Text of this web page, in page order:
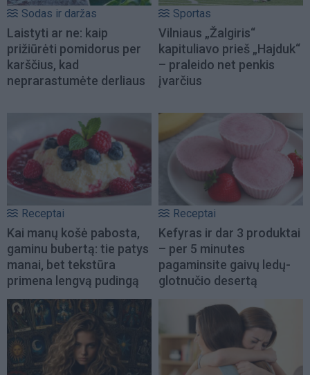
Sodas ir daržas
Laistyti ar ne: kaip
prižiūrėti pomidorus per
karščius, kad
neprarastumėte derliaus
Sportas
Vilniaus „Žalgiris“
kapituliavo prieš „Hajduk“
– praleido net penkis
įvarčius
Receptai
Kai manų košė pabosta,
gaminu bubertą: tie patys
manai, bet tekstūra
primena lengvą pudingą
Receptai
Kefyras ir dar 3 produktai
– per 5 minutes
pagaminsite gaivų ledų-
glotnučio desertą